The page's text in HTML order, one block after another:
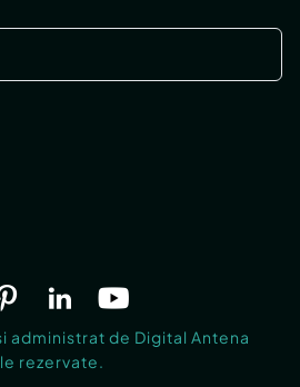
administrat de Digital Antena
rezervate.